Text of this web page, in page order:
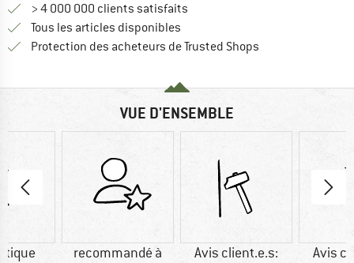
> 4 000 000 clients satisfaits
Tous les articles disponibles
Protection des acheteurs de Trusted Shops
VUE D'ENSEMBLE
recommandé à
Avis client.e.s:
Avis